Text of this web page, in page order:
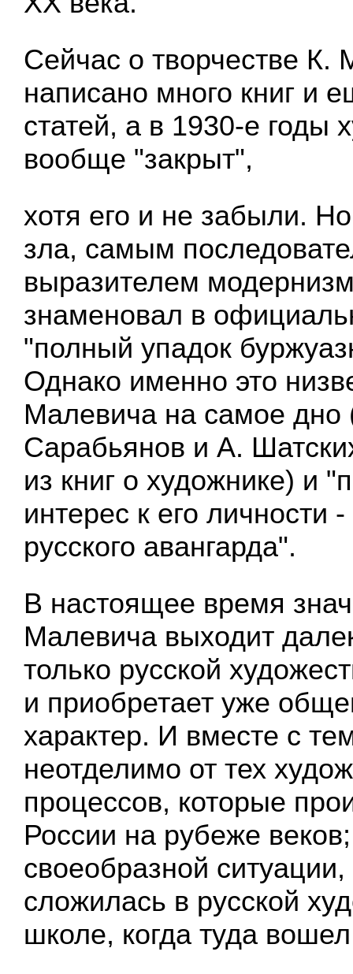
Сейчас о творчестве К.
написано много книг и
статей, а в 1930-е годы
вообще "закрыт",
хотя его и не забыли.
зла, самым
выразителем
знаменовал в
"полный упадок
Однако именно это
Малевича на самое дно
Сарабьянов и А.
из книг о художнике) и
интерес к его личности
русского авангарда".
В настоящее время
Малевича выходит
только русской
и приобретает уже
характер. И вместе с
неотделимо от тех
процессов, которые
России на рубеже
своеобразной ситуации,
сложилась в русской
школе, когда туда